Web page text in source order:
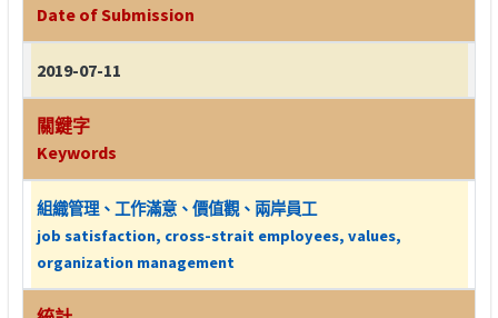
Date of Submission
2019-07-11
關鍵字
Keywords
組織管理、工作滿意、價值觀、兩岸員工
job satisfaction, cross-strait employees, values,
organization management